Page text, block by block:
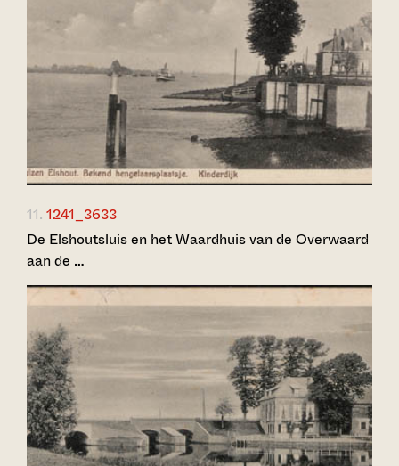
11. 1241_3633
De Elshoutsluis en het Waardhuis van de Overwaard
aan de …